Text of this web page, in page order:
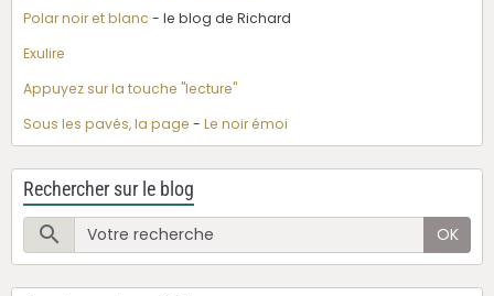
Polar noir et blanc - le blog de Richard
Exulire
Appuyez sur la touche "lecture"
Sous les pavés, la page - Le noir émoi
Rechercher sur le blog
OK